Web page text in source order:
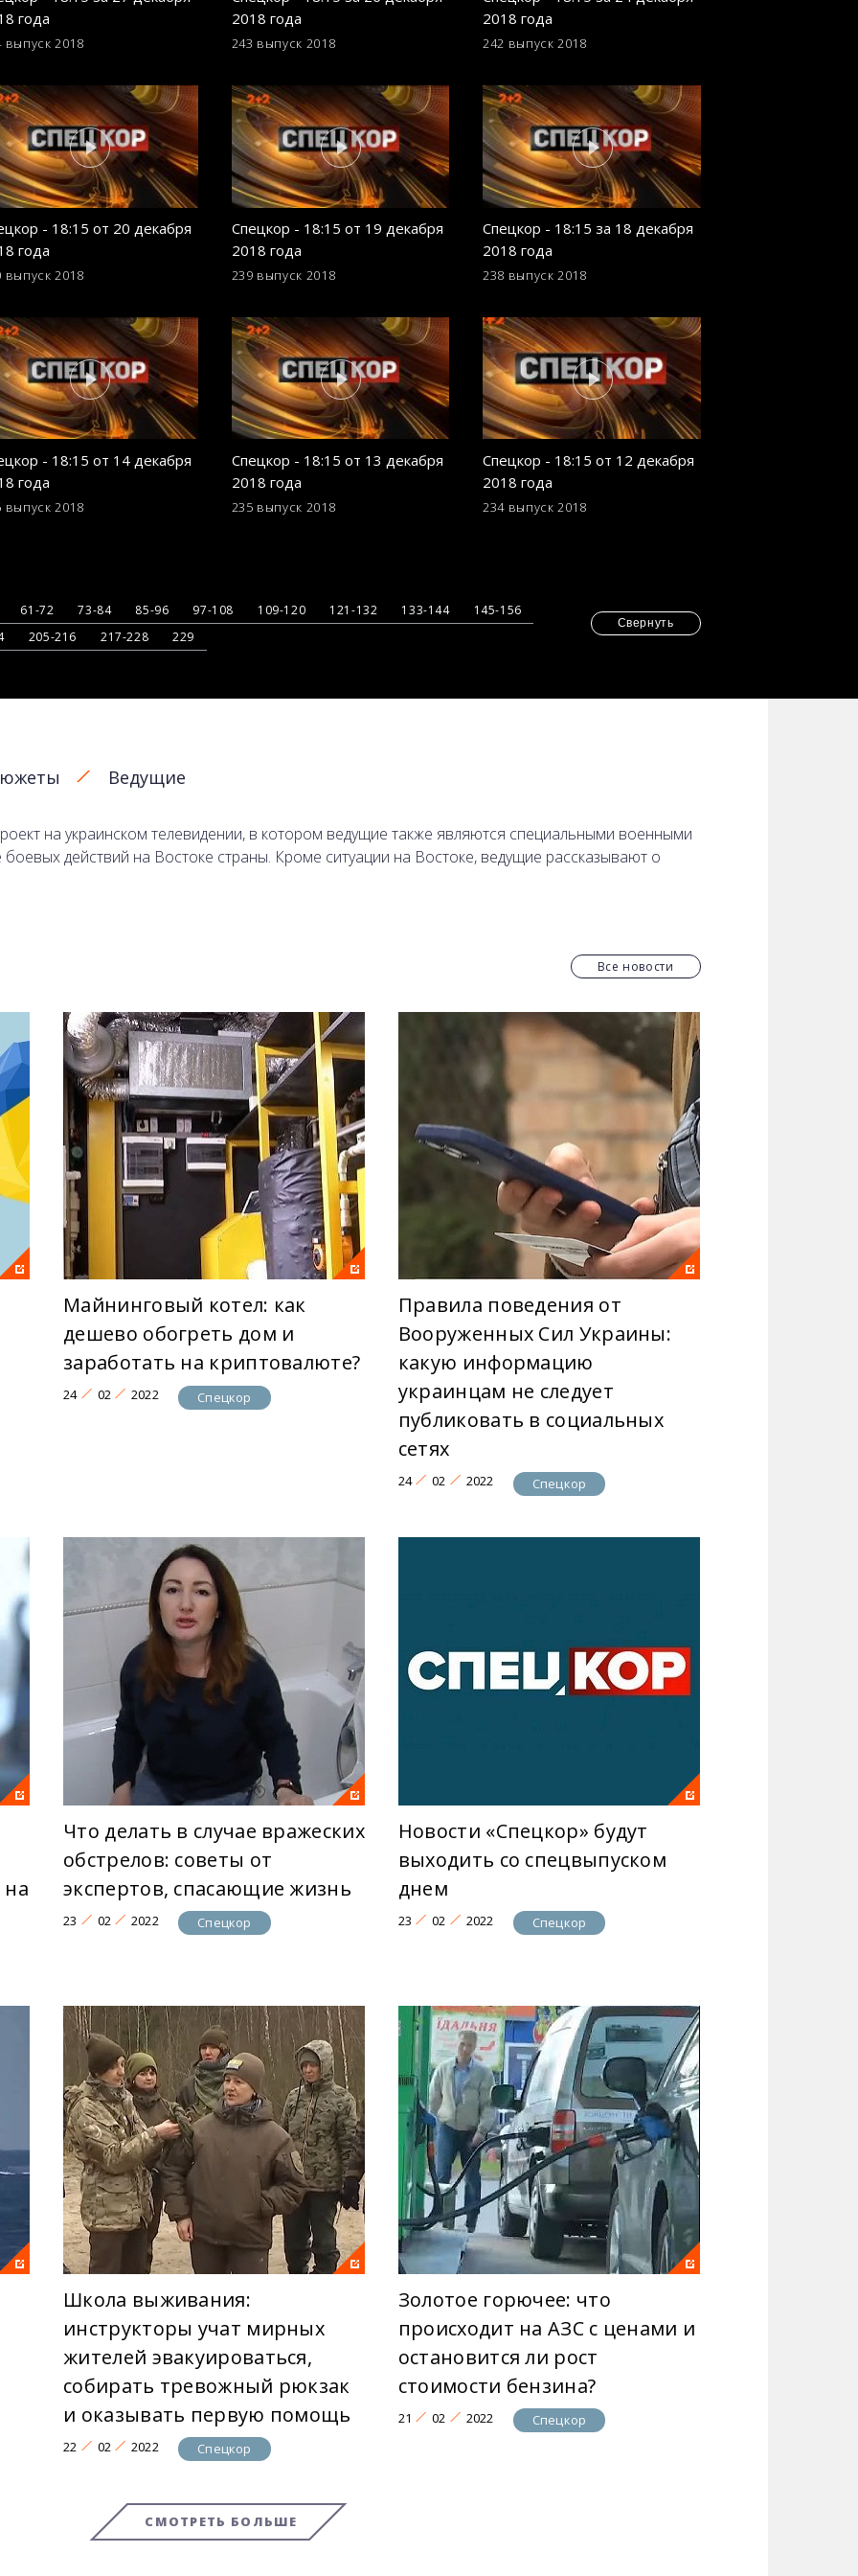
года
выпуск 2018
2018 года
243 выпуск 2018
2018 года
242 выпуск 2018
- 18:15 от 20 декабря
года
выпуск 2018
Спецкор - 18:15 от 19 декабря
2018 года
239 выпуск 2018
Спецкор - 18:15 за 18 декабря
2018 года
238 выпуск 2018
- 18:15 от 14 декабря
года
выпуск 2018
Спецкор - 18:15 от 13 декабря
2018 года
235 выпуск 2018
Спецкор - 18:15 от 12 декабря
2018 года
234 выпуск 2018
61-72 73-84 85-96 97-108 109-120 121-132 133-144
145-156
205-216 217-228 229
Свернуть
Ведущие
на украинском телевидении, в котором ведущие также являются специальными военными
действий на Востоке страны. Кроме ситуации на Востоке, ведущие рассказывают о
2+2 и на сайте онлайн.
Все новости
Майнинговый котел: как
дешево обогреть дом и
заработать на криптовалюте?
24 02 2022 Спецкор
Правила поведения от
Вооруженных Сил Украины:
какую информацию
украинцам не следует
публиковать в социальных
сетях
24 02 2022 Спецкор
на
Что делать в случае вражеских
обстрелов: советы от
экспертов, спасающие жизнь
23 02 2022 Спецкор
Новости «Спецкор» будут
выходить со спецвыпуском
днем
23 02 2022 Спецкор
Школа выживания:
инструкторы учат мирных
жителей эвакуироваться,
собирать тревожный рюкзак
и оказывать первую помощь
22 02 2022 Спецкор
Золотое горючее: что
происходит на АЗС с ценами и
остановится ли рост
стоимости бензина?
21 02 2022 Спецкор
СМОТРЕТЬ БОЛЬШЕ